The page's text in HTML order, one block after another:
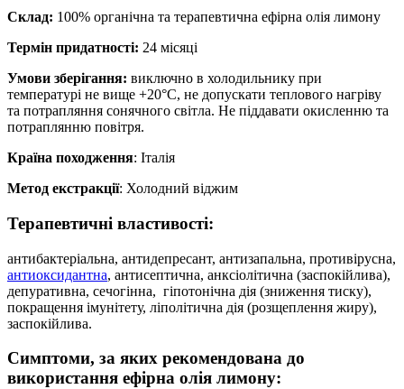
Склад: 100% органічна та терапевтична ефірна олія лимону
Термін придатності: 24 місяці
Умови зберігання: виключно в холодильнику при
температурі не вище +20°C, не допускати теплового нагріву
та потрапляння сонячного світла. Не піддавати окисленню та
потраплянню повітря.
Країна походження: Італія
Метод екстракції: Холодний віджим
Терапевтичні властивості:
антибактеріальна, антидепресант, антизапальна, противірусна,
антиоксидантна, антисептична, анксіолітична (заспокійлива),
депуративна, сечогінна, гіпотонічна дія (зниження тиску),
покращення імунітету, ліполітична дія (розщеплення жиру),
заспокійлива.
Симптоми, за яких рекомендована до
використання ефірна олія лимону: